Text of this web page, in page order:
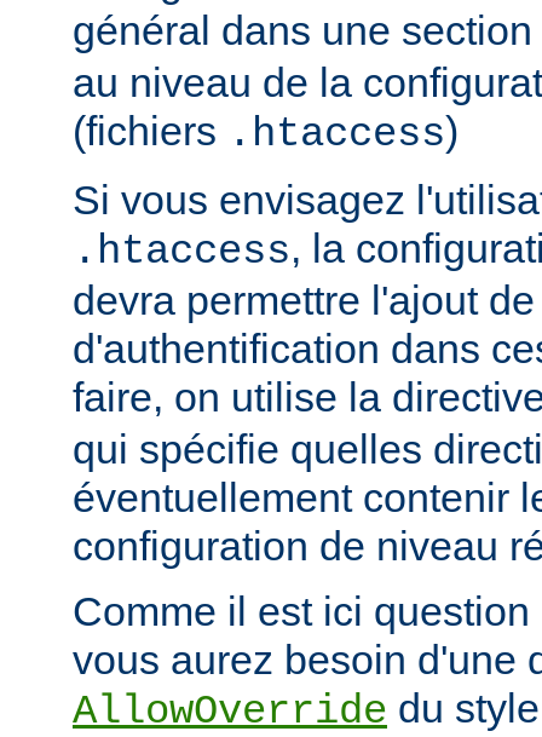
général dans une section
au niveau de la
(fichiers .htaccess)
Si vous envisagez
.htaccess, la
devra permettre l'ajout
d'authentification dans
faire, on utilise la
qui spécifie quelles
éventuellement contenir
configuration de niveau
Comme il est ici
vous aurez besoin d'une
AllowOverride du